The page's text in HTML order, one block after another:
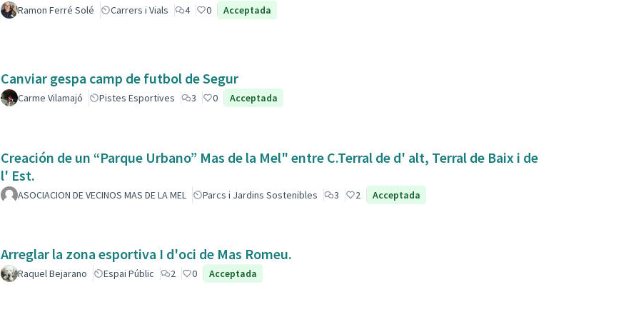
Ramon Ferré Solé Carrers i Vials 4 0 Acceptada
Canviar gespa camp de futbol de Segur
Carme Vilamajó Pistes Esportives 3 0 Acceptada
Creación de un “Parque Urbano” Mas de la Mel" entre C.Terral de d' alt, Terral de Baix i de
l' Est.
ASOCIACION DE VECINOS MAS DE LA MEL Parcs i Jardins Sostenibles 3 2 Acceptada
Arreglar la zona esportiva I d'oci de Mas Romeu.
Raquel Bejarano Espai Públic 2 0 Acceptada